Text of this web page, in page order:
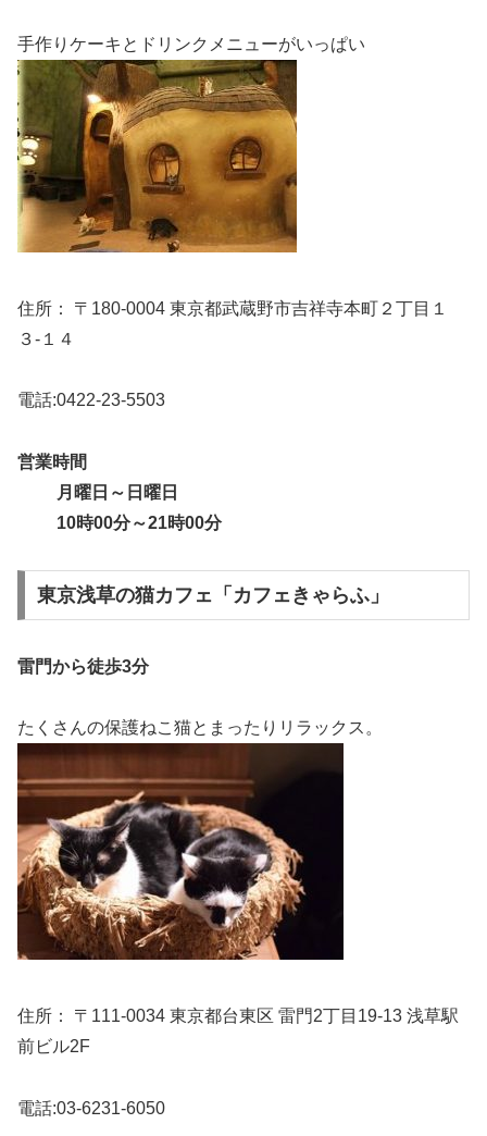
手作りケーキとドリンクメニューがいっぱい
住所： 〒180-0004 東京都武蔵野市吉祥寺本町２丁目１
３-１４
電話:0422-23-5503
営業時間
月曜日～日曜日
10時00分～21時00分
東京浅草の猫カフェ「カフェきゃらふ」
雷門から徒歩3分
たくさんの保護ねこ猫とまったりリラックス。
住所： 〒111-0034 東京都台東区 雷門2丁目19-13 浅草駅
前ビル2F
電話:03-6231-6050